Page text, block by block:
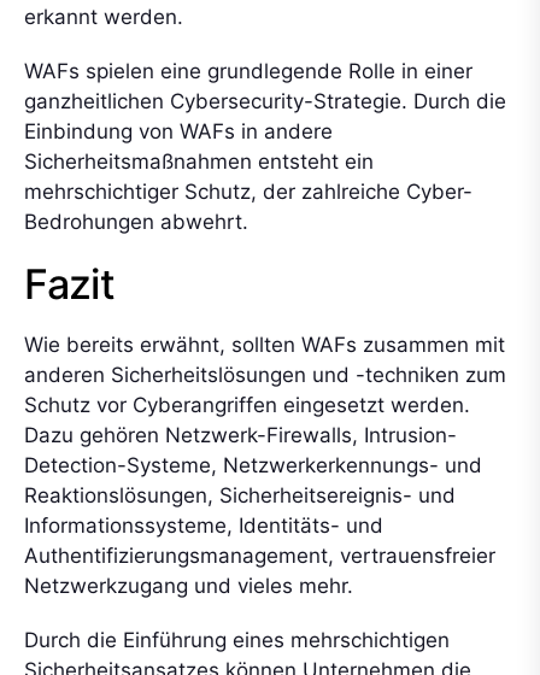
erkannt werden.
WAFs spielen eine grundlegende Rolle in einer
ganzheitlichen Cybersecurity-Strategie. Durch die
Einbindung von WAFs in andere
Sicherheitsmaßnahmen entsteht ein
mehrschichtiger Schutz, der zahlreiche Cyber-
Bedrohungen abwehrt.
Fazit
Wie bereits erwähnt, sollten WAFs zusammen mit
anderen Sicherheitslösungen und -techniken zum
Schutz vor Cyberangriffen eingesetzt werden.
Dazu gehören Netzwerk-Firewalls, Intrusion-
Detection-Systeme, Netzwerkerkennungs- und
Reaktionslösungen, Sicherheitsereignis- und
Informationssysteme, Identitäts- und
Authentifizierungsmanagement, vertrauensfreier
Netzwerkzugang und vieles mehr.
Durch die Einführung eines mehrschichtigen
Sicherheitsansatzes können Unternehmen die